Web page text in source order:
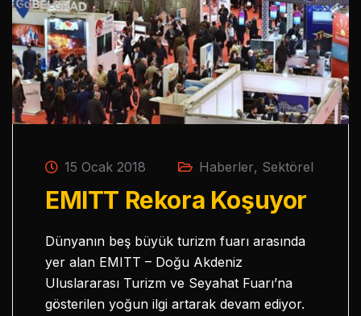
15 Ocak 2018 Haberler, Sektörel
EMITT Rekora Koşuyor
Dünyanın beş büyük turizm fuarı arasında
yer alan EMITT – Doğu Akdeniz
Uluslararası Turizm ve Seyahat Fuarı’na
gösterilen yoğun ilgi artarak devam ediyor.